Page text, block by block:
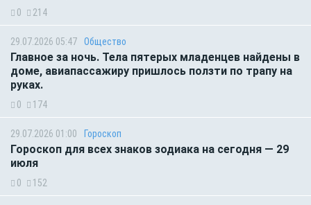
0 214
29.07.2026 05:47 Общество
Главное за ночь. Тела пятерых младенцев найдены в
доме, авиапассажиру пришлось ползти по трапу на
руках.
0 174
29.07.2026 01:00 Гороскоп
Гороскоп для всех знаков зодиака на сегодня — 29
июля
0 152